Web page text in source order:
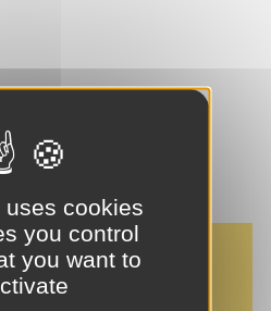
cookies
you control
you want to